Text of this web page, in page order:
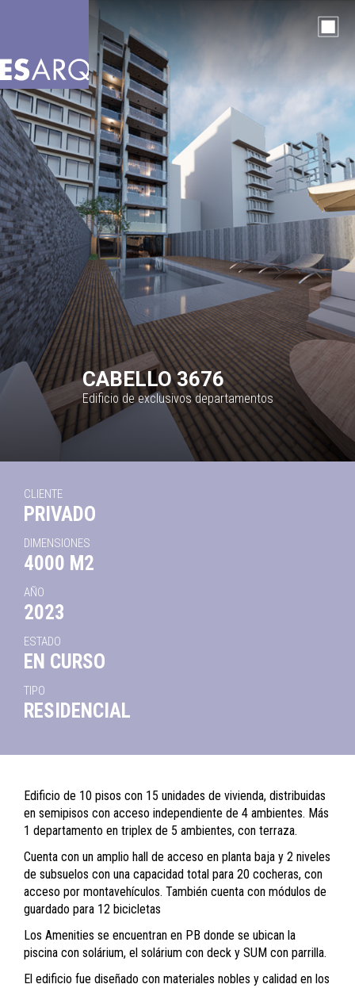
CABELLO 3676
Edificio de exclusivos departamentos
CLIENTE
PRIVADO
DIMENSIONES
4000 M2
AÑO
2023
ESTADO
EN CURSO
TIPO
RESIDENCIAL
Edificio de 10 pisos con 15 unidades de vivienda, distribuidas
en semipisos con acceso independiente de 4 ambientes. Más
1 departamento en triplex de 5 ambientes, con terraza.
Cuenta con un amplio hall de acceso en planta baja y 2 niveles
de subsuelos con una capacidad total para 20 cocheras, con
acceso por montavehículos. También cuenta con módulos de
guardado para 12 bicicletas
Los Amenities se encuentran en PB donde se ubican la
piscina con solárium, el solárium con deck y SUM con parrilla.
El edificio fue diseñado con materiales nobles y calidad en los